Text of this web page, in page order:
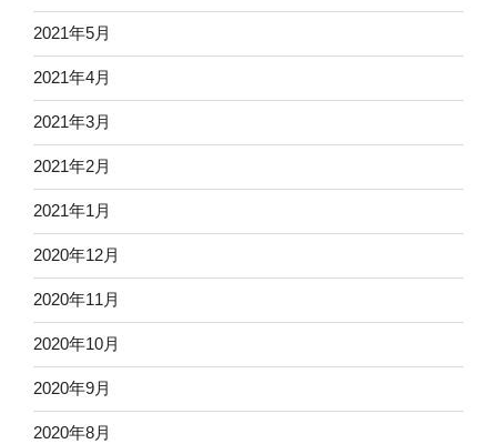
2021年5月
2021年4月
2021年3月
2021年2月
2021年1月
2020年12月
2020年11月
2020年10月
2020年9月
2020年8月